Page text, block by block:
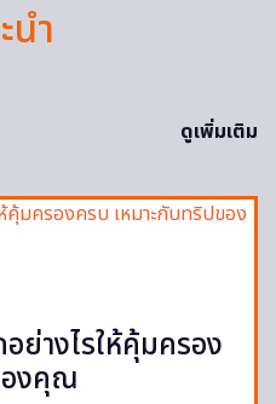
นำ
ดูเพิ่มเติม
ย่างไรให้คุ้มครอง
องคุณ